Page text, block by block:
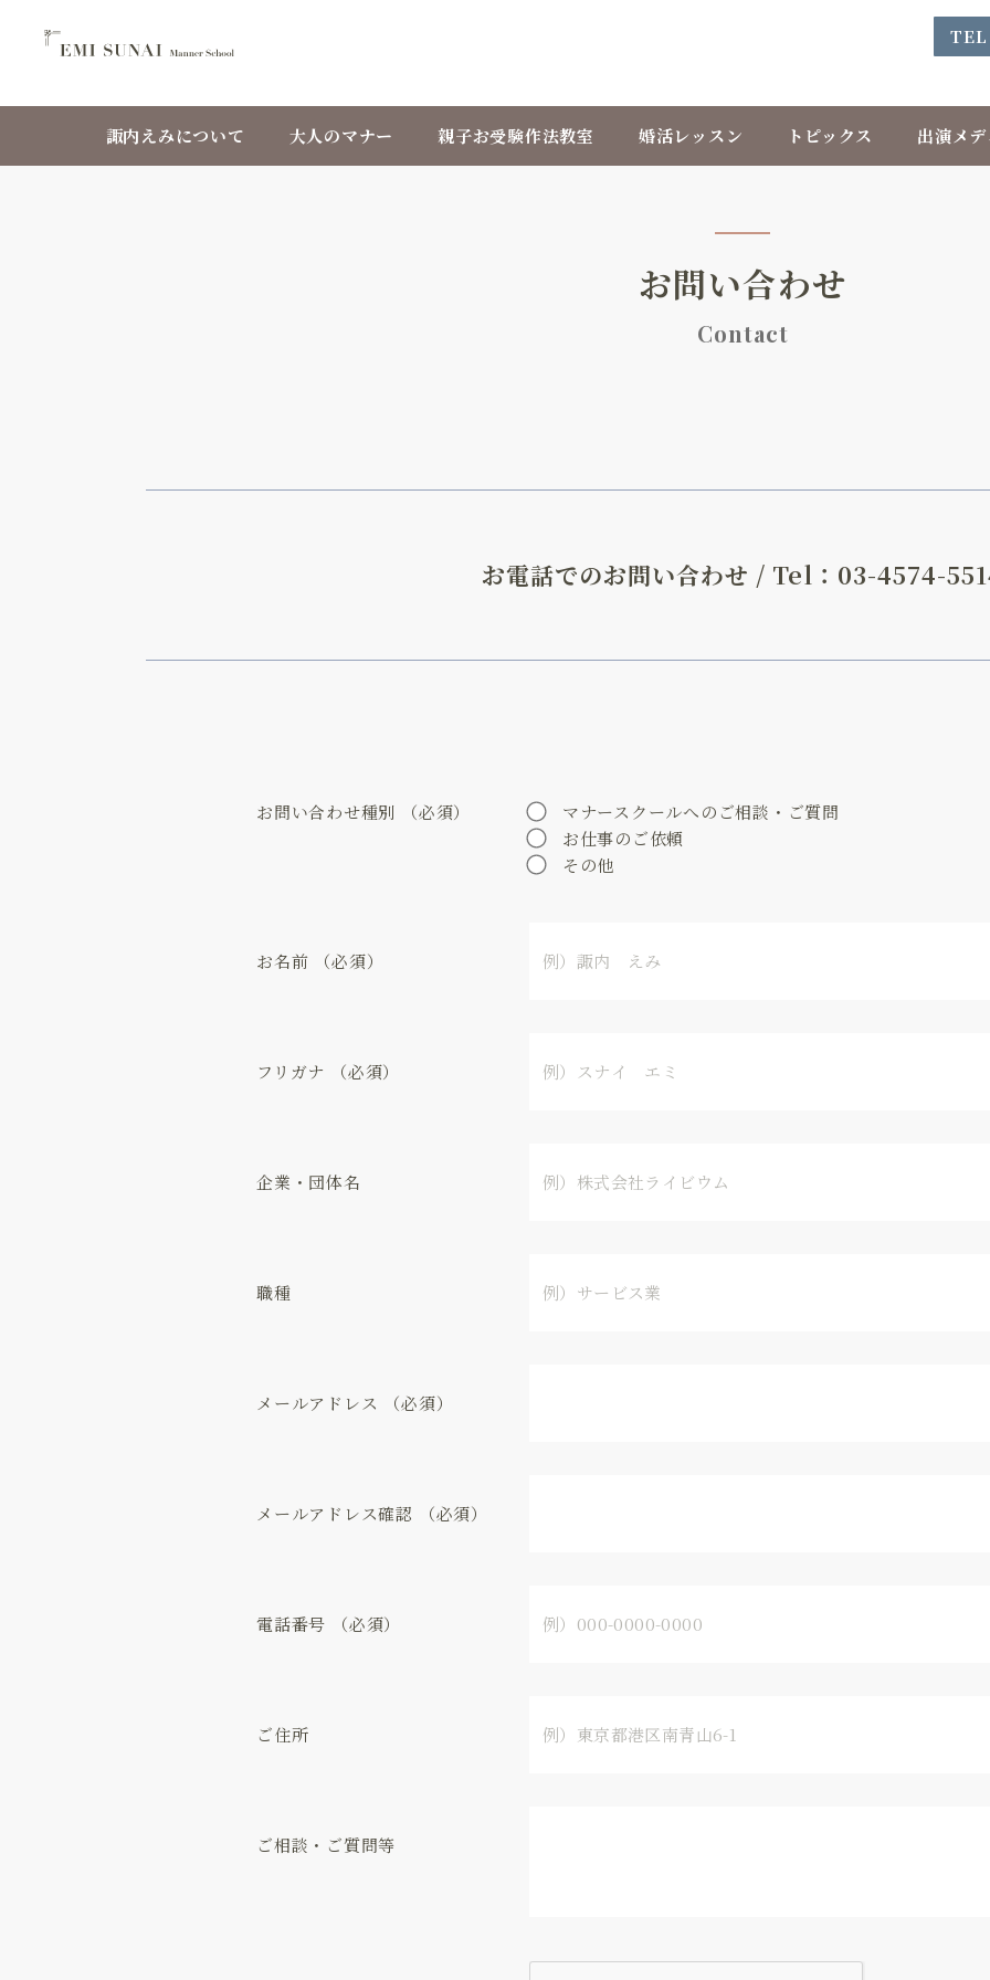
諏内えみについて 大人のマナー 親子お受験作法教室 婚活レッスン トピックス 出演メ
お問い合わせ
Contact
お電話でのお問い合わせ / Tel： 03-4574-
お問い合わせ種別
マナースクールへのご相談・ご質問
お仕事のご依頼
その他
お名前
フリガナ
企業・団体名
職種
メールアドレス
メールアドレス確認
電話番号
ご住所
ご相談・ご質問等